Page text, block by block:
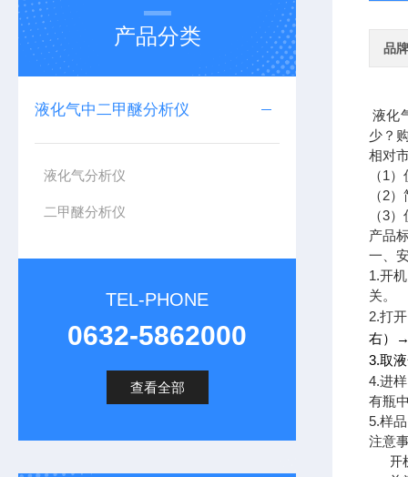
产品分类
液化气中二甲醚分析仪
液化气分析仪
二甲醚分析仪
TEL-PHONE
0632-5862000
查看全部
品牌
液化
少？
相对
（1
（2）
（3
产品
一、
1.开
关。
2.打
右）
3.取
4.进
有瓶
5.样
注意
开